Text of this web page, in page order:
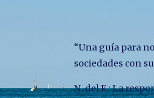
“Una guía para
sociedades con
N. del E.: La